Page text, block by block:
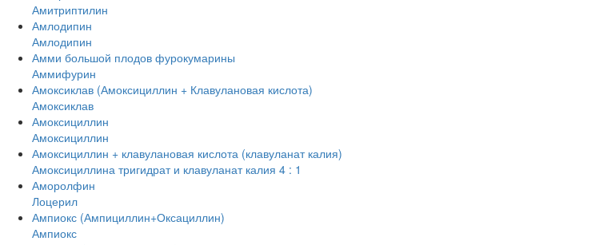
Амитриптилин
Амлодипин
Амлодипин
Амми большой плодов фурокумарины
Аммифурин
Амоксиклав (Амоксициллин + Клавулановая кислота)
Амоксиклав
Амоксициллин
Амоксициллин
Амоксициллин + клавулановая кислота (клавуланат калия)
Амоксициллина тригидрат и клавуланат калия 4 : 1
Аморолфин
Лоцерил
Ампиокс (Ампициллин+Оксациллин)
Ампиокс